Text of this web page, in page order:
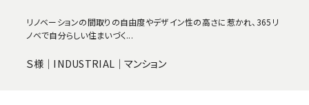
リノベーションの間取りの自由度やデザイン性の高さに惹かれ、365リ
ノベで自分らしい住まいづく...
Ｓ様｜INDUSTRIAL｜マンション